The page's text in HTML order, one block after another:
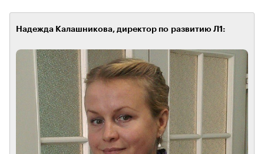
Надежда Калашникова, директор по развитию Л1: